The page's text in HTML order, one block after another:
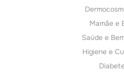
Mamãe e
Saúde e
Higiene e